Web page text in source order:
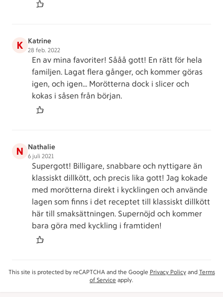
K Katrine
28 feb. 2022
En av mina favoriter! Sååå gott! En rätt för hela
familjen. Lagat flera gånger, och kommer göras
igen, och igen... Morötterna dock i slicer och
kokas i såsen från början.
N Nathalie
6 juli 2021
Supergott! Billigare, snabbare och nyttigare än
klassiskt dillkött, och precis lika gott! Jag kokade
med morötterna direkt i kycklingen och använde
lagen som finns i det receptet till klassiskt dillkött
här till smaksättningen. Supernöjd och kommer
bara göra med kyckling i framtiden!
This site is protected by reCAPTCHA and the Google Privacy Policyand Terms
of Service apply.